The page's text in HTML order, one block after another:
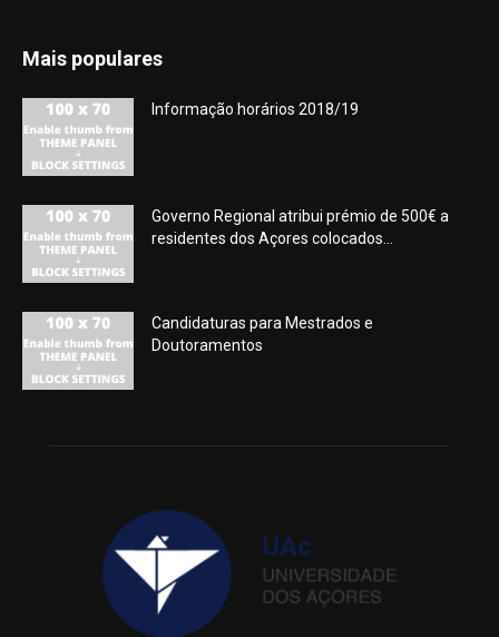
Mais populares
Informação horários 2018/19
Governo Regional atribui prémio de 500€ a
residentes dos Açores colocados...
Candidaturas para Mestrados e
Doutoramentos